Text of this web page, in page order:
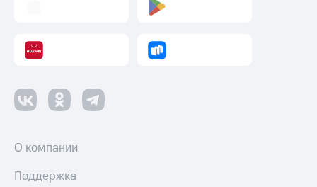
О компании
Поддержка